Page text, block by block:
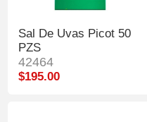
Sal De Uvas Picot 50
PZS
42464
$195.00